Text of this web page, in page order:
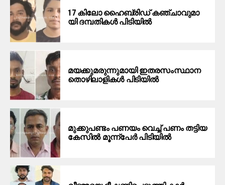
17 കി​ലോ ഹൈ​ബ്രി​ഡ് ക​ഞ്ചാ​വു​മാ​
യി ദ​മ്പ​തി​ക​ൾ പി​ടി​യി​ൽ
മ​യ​ക്കു​മ​രു​ന്നു​മാ​യി ഇ​ത​ര​സം​സ്ഥാ​ന
തൊ​ഴി​ലാ​ളി​ക​ൾ പി​ടി​യി​ൽ
മുക്കുപണ്ടം പണയം വെച്ച് പണം തട്ടിയ
കേസിൽ മൂന്ന്പേർ പിടിയിൽ